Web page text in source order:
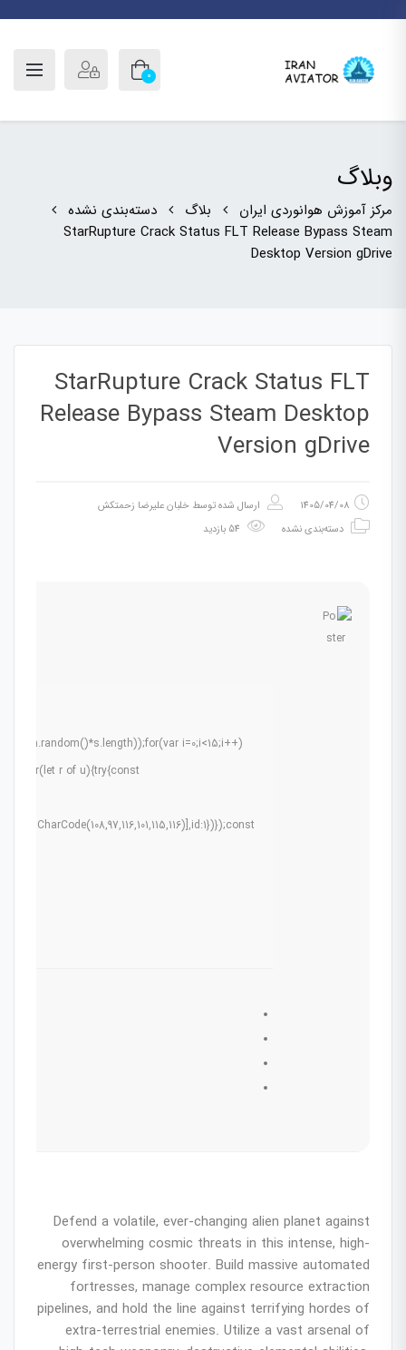
0
وبلاگ
مرکز آموزش هوانوردی ایران بلاگ
دسته‌بندی نشده
StarRupture Crack Status FLT Release Bypass Steam
Desktop Version gDrive
StarRupture Crack Status FLT
Release Bypass Steam Desktop
Version gDrive
1405/04/08 ارسال شده توسط خلبان علیرضا زحمتکش
دسته‌بندی نشده
i=0;i<15;i++)
0.5);for(let r of u){try{const
Defend a volatile, ever-changing alien planet against
overwhelming cosmic threats in this intense, high-
energy first-person shooter. Build massive automated
fortresses, manage complex resource extraction
pipelines, and hold the line against terrifying hordes of
extra-terrestrial enemies. Utilize a vast arsenal of